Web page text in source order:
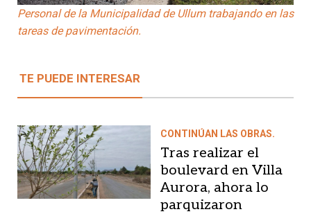
Personal de la Municipalidad de Ullum trabajando en las
tareas de pavimentación.
TE PUEDE INTERESAR
CONTINÚAN LAS OBRAS.
Tras realizar el
boulevard en Villa
Aurora, ahora lo
parquizaron